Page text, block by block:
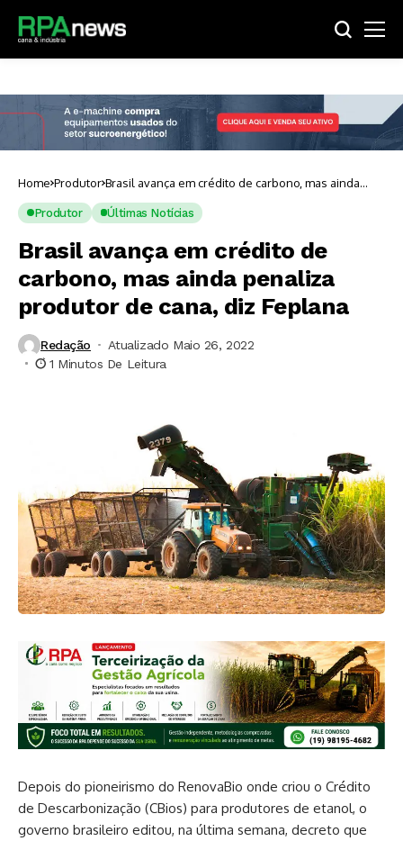
Home Produtor Brasil avança em crédito de carbono, mas ainda
penaliza produtor de cana, diz Feplana
Produtor Últimas Notícias
Brasil avança em crédito de
carbono, mas ainda penaliza
produtor de cana, diz Feplana
Redação
Atualizado Maio 26, 2022
1 Minutos De Leitura
Depois do pioneirismo do RenovaBio onde criou o Crédito
de Descarbonização (CBios) para produtores de etanol, o
governo brasileiro editou, na última semana, decreto que